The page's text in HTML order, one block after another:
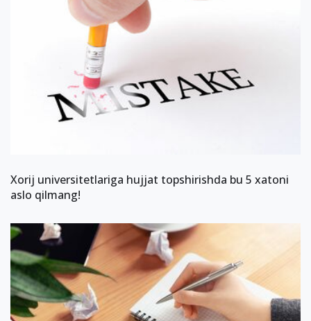
Xorij universitetlariga hujjat topshirishda bu 5 xatoni
aslo qilmang!